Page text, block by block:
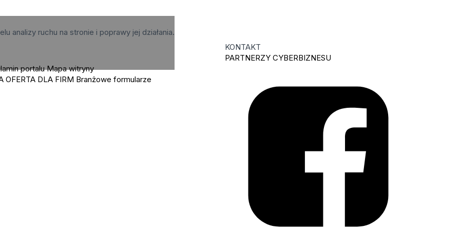
analizy ruchu na stronie i poprawy jej działania.
portalu Mapa witryny
OFERTA DLA FIRM Branżowe formularze
KONTAKT
PARTNERZY CYBERBIZNESU